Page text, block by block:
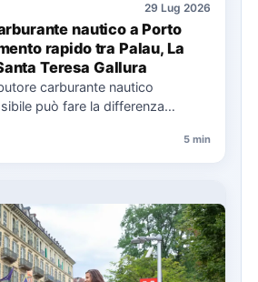
29 Lug 2026
nautico a Porto
rapido tra Palau, La
Teresa Gallura
carburante nautico
può fare la differenza
5 min